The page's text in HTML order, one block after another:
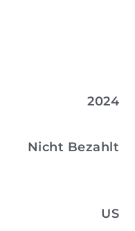
2024
Nicht Bezahlt
US